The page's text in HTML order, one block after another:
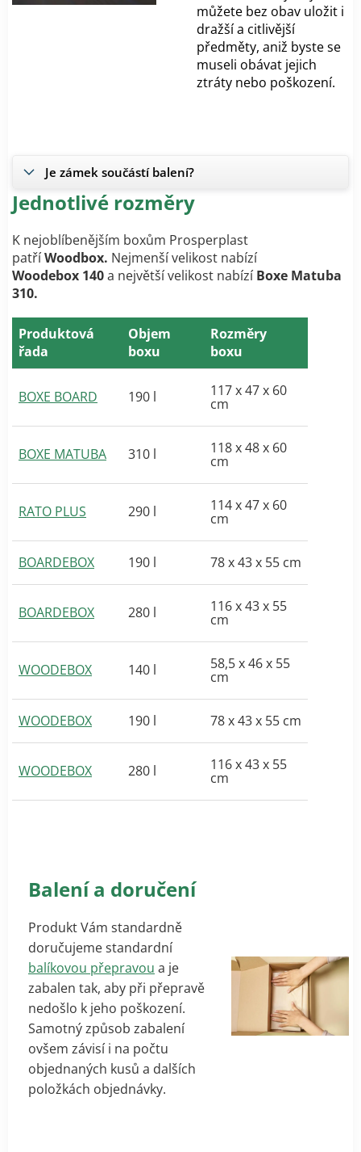
můžete bez obav uložit i
dražší a citlivější
předměty, aniž byste se
museli obávat jejich
ztráty nebo poškození.
Je zámek součástí balení?
Jednotlivé rozměry
K nejoblíbenějším boxům Prosperplast
patříWoodbox. Nejmenší velikost nabízí
Woodebox 140a největší velikost nabízíBoxe Matuba
310.
Produktová
řada
Objem
boxu
Rozměry
boxu
BOXE BOARD 190 l 117 x 47 x 60
cm
BOXE MATUBA 310 l 118 x 48 x 60
cm
RATO PLUS 290 l 114 x 47 x 60
cm
BOARDEBOX 190 l 78 x 43 x 55 cm
BOARDEBOX 280 l 116 x 43 x 55
cm
WOODEBOX 140 l 58,5 x 46 x 55
cm
WOODEBOX 190 l 78 x 43 x 55 cm
WOODEBOX 280 l 116 x 43 x 55
cm
Balení a doručení
Produkt Vám standardně
doručujeme standardní
balíkovou přepravou a je
zabalen tak, aby při přepravě
nedošlo k jeho poškození.
Samotný způsob zabalení
ovšem závisí i na počtu
objednaných kusů a dalších
položkách objednávky.